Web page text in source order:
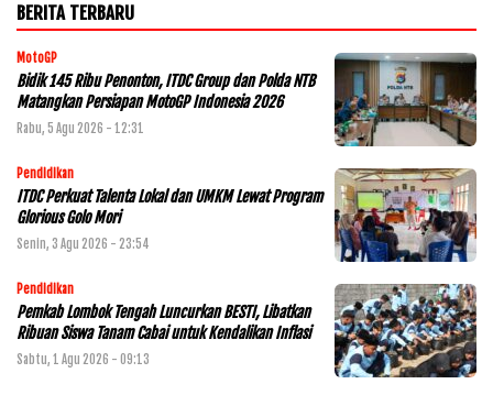
BERITA TERBARU
MotoGP
Bidik 145 Ribu Penonton, ITDC Group dan Polda NTB
Matangkan Persiapan MotoGP Indonesia 2026
Rabu, 5 Agu 2026 - 12:31
Pendidikan
ITDC Perkuat Talenta Lokal dan UMKM Lewat Program
Glorious Golo Mori
Senin, 3 Agu 2026 - 23:54
Pendidikan
Pemkab Lombok Tengah Luncurkan BESTI, Libatkan
Ribuan Siswa Tanam Cabai untuk Kendalikan Inflasi
Sabtu, 1 Agu 2026 - 09:13